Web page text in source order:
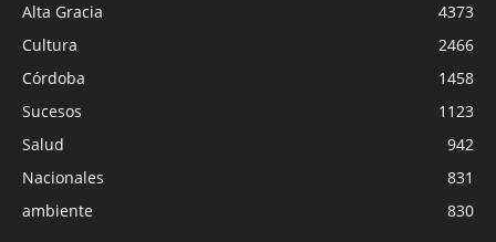
Alta Gracia
4373
Cultura
2466
Córdoba
1458
Sucesos
1123
Salud
942
Nacionales
831
ambiente
830